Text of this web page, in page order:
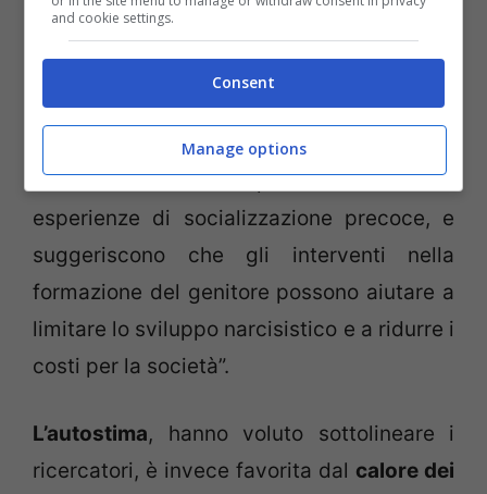
sopravvalutazione dei genitori
mancanza di affetto da parte loro”, hanno
pertanto evidenziato gli scienziati,
spiegando che “questi risultati dimostrano
che il narcisismo è in parte radicato nelle
esperienze di socializzazione precoce, e
suggeriscono che gli interventi nella
formazione del genitore possono aiutare a
limitare lo sviluppo narcisistico e a ridurre i
costi per la società”.
L’autostima, hanno voluto sottolineare i
ricercatori, è invece favorita dal calore dei
and cookie settings.
Consent
Manage options